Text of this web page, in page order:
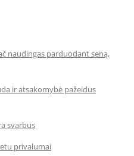
naudingas parduodant seną,
ir atsakomybė pažeidus
svarbus
privalumai